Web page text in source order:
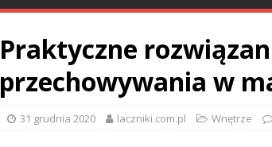
Praktyczne
przechowywania w
31 grudnia 2020 laczniki.com.pl Wnętrze